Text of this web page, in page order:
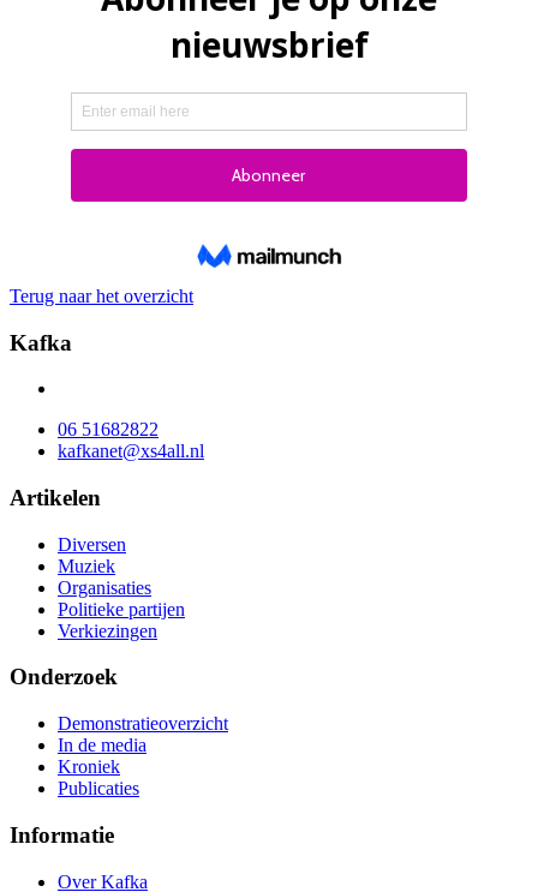
Terug naar het overzicht
Kafka
06 51682822
kafkanet@xs4all.nl
Artikelen
Diversen
Muziek
Organisaties
Politieke partijen
Verkiezingen
Onderzoek
Demonstratieoverzicht
In de media
Kroniek
Publicaties
Informatie
Over Kafka